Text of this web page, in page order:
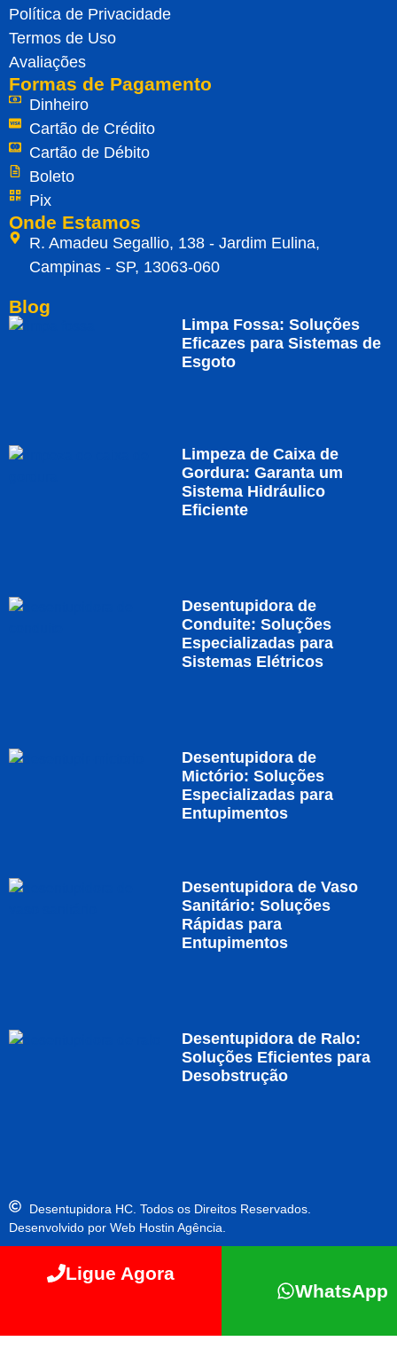
Política de Privacidade
Termos de Uso
Avaliações
Formas de Pagamento
Dinheiro
Cartão de Crédito
Cartão de Débito
Boleto
Pix
Onde Estamos
R. Amadeu Segallio, 138 - Jardim Eulina,
Campinas - SP, 13063-060
Blog
Limpa Fossa: Soluções
Eficazes para Sistemas de
Esgoto
Limpeza de Caixa de
Gordura: Garanta um
Sistema Hidráulico
Eficiente
Desentupidora de
Conduite: Soluções
Especializadas para
Sistemas Elétricos
Desentupidora de
Mictório: Soluções
Especializadas para
Entupimentos
Desentupidora de Vaso
Sanitário: Soluções
Rápidas para
Entupimentos
Desentupidora de Ralo:
Soluções Eficientes para
Desobstrução
Desentupidora HC. Todos os Direitos Reservados.
Desenvolvido por Web Hostin Agência.
Ligue Agora
WhatsApp